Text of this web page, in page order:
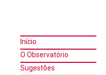
Início
O Observatório
Sugestões